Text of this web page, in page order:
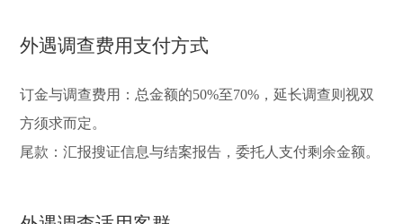
外遇调查费用支付方式
订金与调查费用：总金额的50%至70%，延长调查则视双
方须求而定。
尾款：汇报搜证信息与结案报告，委托人支付剩余金额。